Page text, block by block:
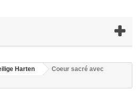
Harten
Coeur sacré avec